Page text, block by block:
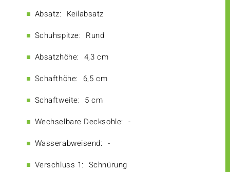
Absatz: Keilabsatz
Schuhspitze: Rund
Absatzhöhe: 4,3 cm
Schafthöhe: 6,5 cm
Schaftweite: 5 cm
Wechselbare Decksohle: -
Wasserabweisend: -
Verschluss 1: Schnürung